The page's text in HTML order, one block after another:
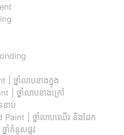
ថ្នាំលាបខាងក្នុង
| ថ្នាំលាបខាងក្រៅ
នាប់
Paint | ថ្នាំលាបឈើរ និងដែក
ាំគំនូសផ្លូវ